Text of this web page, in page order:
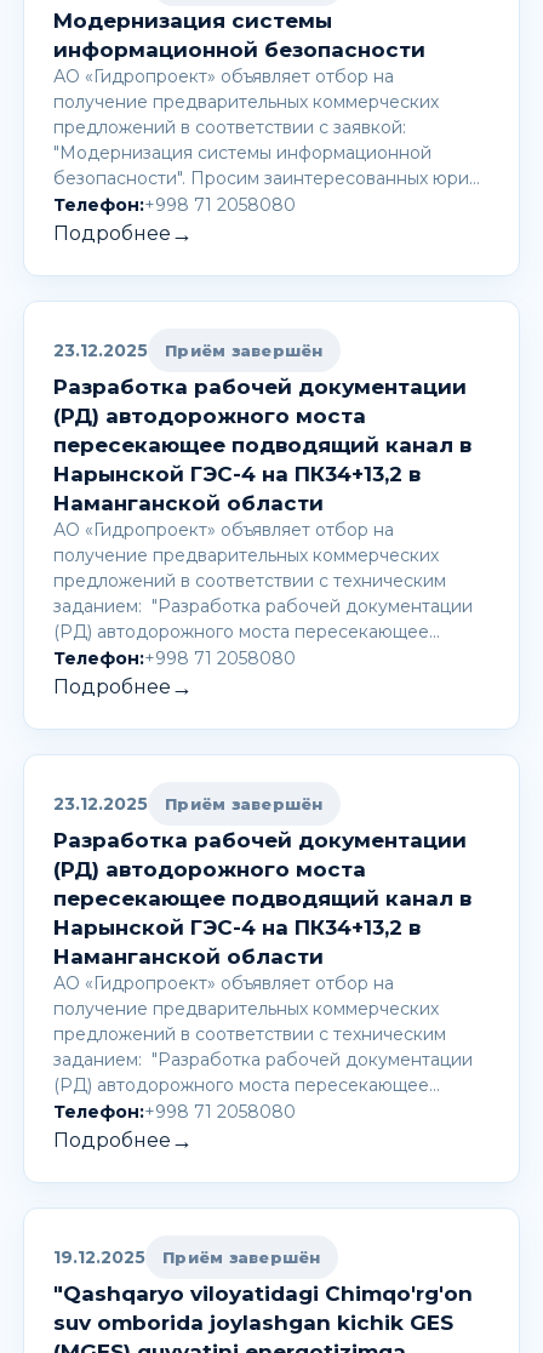
Модернизация системы
информационной безопасности
АО «Гидропроект» объявляет отбор на
получение предварительных коммерческих
предложений в соответствии с заявкой:
"Модернизация системы информационной
безопасности". Просим заинтересованных юри…
Телефон:+998 71 2058080
Подробнее →
23.12.2025 Приём завершён
Разработка рабочей документации
(РД) автодорожного моста
пересекающее подводящий канал в
Нарынской ГЭС-4 на ПК34+13,2 в
Наманганской области
АО «Гидропроект» объявляет отбор на
получение предварительных коммерческих
предложений в соответствии с техническим
заданием: "Разработка рабочей документации
(РД) автодорожного моста пересекающее…
Телефон:+998 71 2058080
Подробнее →
23.12.2025 Приём завершён
Разработка рабочей документации
(РД) автодорожного моста
пересекающее подводящий канал в
Нарынской ГЭС-4 на ПК34+13,2 в
Наманганской области
АО «Гидропроект» объявляет отбор на
получение предварительных коммерческих
предложений в соответствии с техническим
заданием: "Разработка рабочей документации
(РД) автодорожного моста пересекающее…
Телефон:+998 71 2058080
Подробнее →
19.12.2025 Приём завершён
"Qashqaryo viloyatidagi Chimqo'rg'on
suv omborida joylashgan kichik GES